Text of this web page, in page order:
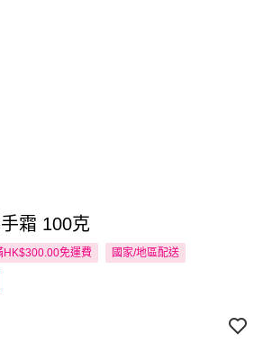
霜 100克
HK$300.00免運費 國家/地區配送